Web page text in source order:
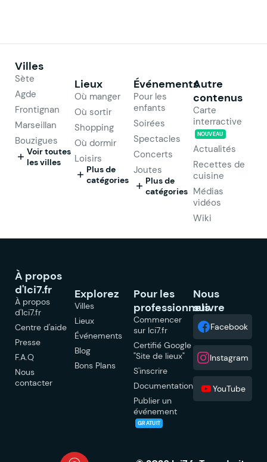
Villes
Sète
Agde
Frontignan
Marseillan
Bouzigues
Voir toutes
les villes
Lieux
Où manger
Où sortir
Shopping
Où dormir
Loisirs
Plus de
catégories
Événements
Pour les
enfants
Soirées
Spectacles
Concerts
Joutes
Plus de
catégories
Autre
contenus
Carte
interractive
NOUVEAU
Actualités
Recettes de
cuisine
Médias
vidéos
Wiki
À propos
d'Ici7.fr
À propos
d'Ici7.fr
Centre d'aide
Presse
F.A.Q
Nous
contacter
Explorez
Villes
Lieux
Événements
Blog
Bons Plans
Pour les
professionnels
Commencer
sur Ici7.fr
Certifié Google
"Site de lieux"
S'inscrire
Documentation
Publier un
événement
GRATUIT
Nous
suivre
Facebook
Instagram
YouTube